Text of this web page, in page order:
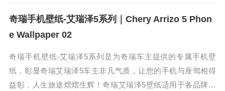
机和操作系统，保存高清原图在手机相册，即可直接使用。奇
瑞艾瑞泽5采用了艾瑞泽系...
奇瑞手机壁纸-艾瑞泽5系列｜Chery Arrizo 5 Phon
e Wallpaper 02
奇瑞手机壁纸-艾瑞泽5系列是为奇瑞车主提供的专属手机壁
纸，彰显奇瑞艾瑞泽5车主非凡气质，让您的手机与座驾相得
益彰，人生旅途熠熠生辉！奇瑞艾瑞泽5壁纸适用于各品牌手